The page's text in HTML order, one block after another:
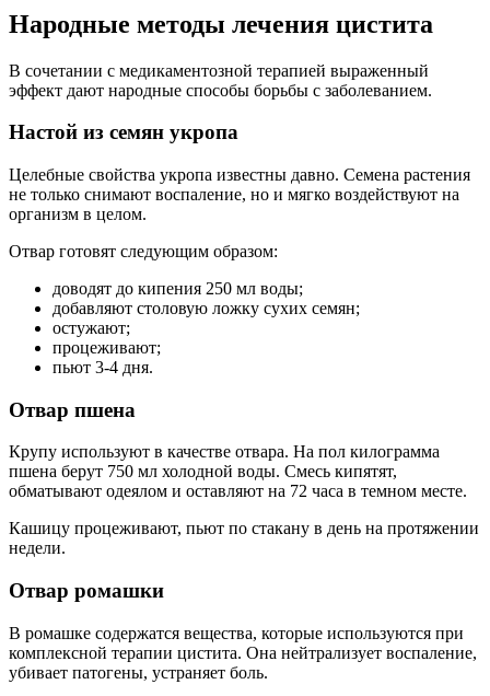
Народные методы лечения цистита
В сочетании с медикаментозной терапией выраженный
эффект дают народные способы борьбы с заболеванием.
Настой из семян укропа
Целебные свойства укропа известны давно. Семена растения
не только снимают воспаление, но и мягко воздействуют на
организм в целом.
Отвар готовят следующим образом:
доводят до кипения 250 мл воды;
добавляют столовую ложку сухих семян;
остужают;
процеживают;
пьют 3-4 дня.
Отвар пшена
Крупу используют в качестве отвара. На пол килограмма
пшена берут 750 мл холодной воды. Смесь кипятят,
обматывают одеялом и оставляют на 72 часа в темном месте.
Кашицу процеживают, пьют по стакану в день на протяжении
недели.
Отвар ромашки
В ромашке содержатся вещества, которые используются при
комплексной терапии цистита. Она нейтрализует воспаление,
убивает патогены, устраняет боль.